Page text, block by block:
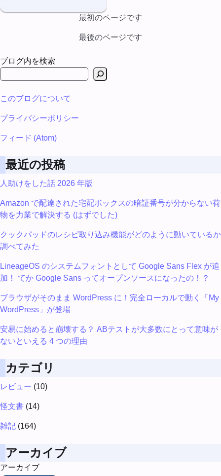
最初のページです
最後のページです
ブログ内を検索
このブログについて
プライバシーポリシー
フィード (Atom)
最近の投稿
人助けをした話 2026 年版
Amazon で配達された宅配ボックスの暗証番号が分からない荷
物を力業で解決する (はずでした)
クックパッドのレシピ取り込み機能がどのように動いているか
調べてみた
LineageOS のシステムフォントとして Google Sans Flex が追
加！ てか Google Sans ってオープンソースになったの！？
ブラウザがそのまま WordPress に！完全ローカルで動く「My
WordPress」が登場
安易に始めると崩壊する？ ABテストが大多数にとって意味が
ないといえる 4 つの理由
カテゴリ
レビュー (10)
怪文書 (14)
雑記 (164)
アーカイブ
アーカイブ